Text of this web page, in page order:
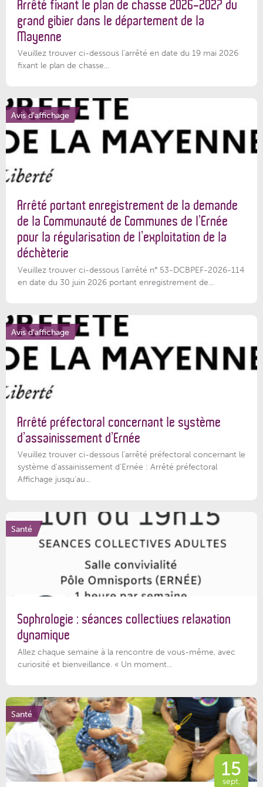
Arrêté fixant le plan de chasse 2026-2027 du
grand gibier dans le département de la
Mayenne
Veuillez trouver ci-dessous l’arrêté en date du 19 mai 2026
fixant le plan de chasse...
Avis d'affichage
Arrêté portant enregistrement de la demande
de la Communauté de Communes de l’Ernée
pour la régularisation de l’exploitation de la
déchèterie
Veuillez trouver ci-dessous l'arrêté n° 53-DCBPEF-2026-114
en date du 30 juin 2026 portant enregistrement de...
Avis d'affichage
Arrêté préfectoral concernant le système
d’assainissement d’Ernée
Veuillez trouver ci-dessous l’arrêté préfectoral concernant le
système d'assainissement d'Ernée : Arrêté préfectoral
Affichage jusqu'au...
Santé
Sophrologie : séances collectives relaxation
dynamique
Allez chaque semaine à la rencontre de vous-même, avec
curiosité et bienveillance. « Un moment...
Santé
15
sept.